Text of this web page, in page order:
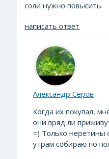
соли нужно повысить.
написать ответ
Александр Серов
Когда их покупал,
они вряд ли
=) Только неретины
утрам собираю по